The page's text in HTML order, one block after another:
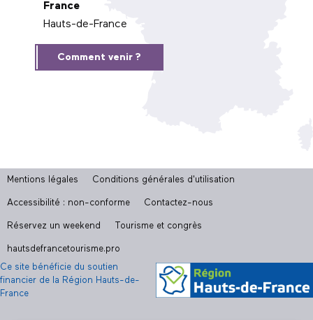
France
Hauts-de-France
Comment venir ?
Mentions légales Conditions générales d'utilisation
Accessibilité : non-conforme Contactez-nous
Réservez un weekend Tourisme et congrès
hautsdefrancetourisme.pro
Ce site bénéficie du soutien
financier de la Région Hauts-de-
France